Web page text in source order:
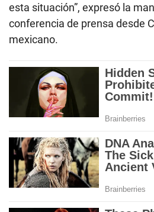
esta situación”, expresó la
conferencia de prensa desde
mexicano.